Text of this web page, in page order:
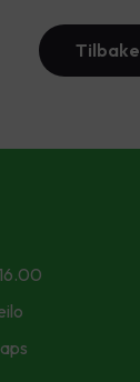
Tilbake